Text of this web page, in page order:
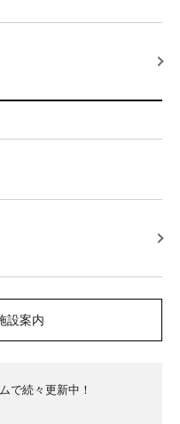
設案内
で続々更新中！